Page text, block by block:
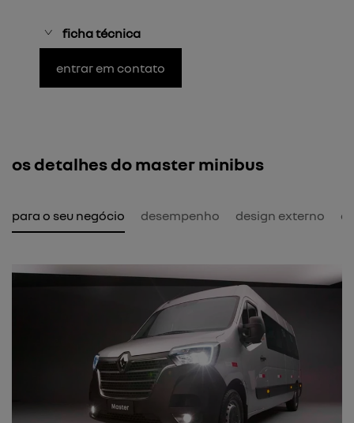
ficha técnica
entrar em contato
os detalhes do master minibus
para o seu negócio desempenho design externo